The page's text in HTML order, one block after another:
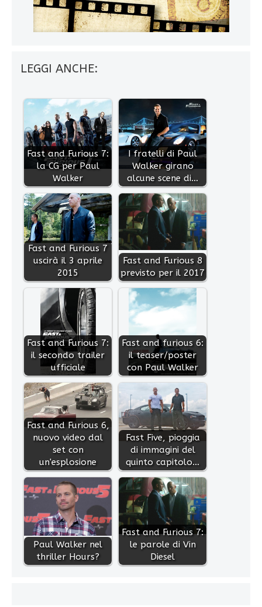
LEGGI ANCHE:
Fast and Furious 7:
la CG per Paul
Walker
I fratelli di Paul
Walker girano
alcune scene di…
Fast and Furious 7
uscirà il 3 aprile
2015
Fast and Furious 8
previsto per il 2017
Fast and Furious 7:
il secondo trailer
ufficiale
Fast and furious 6:
il teaser/poster
con Paul Walker
Fast and Furious 6,
nuovo video dal
set con
un'esplosione
Fast Five, pioggia
di immagini del
quinto capitolo…
Paul Walker nel
thriller Hours?
Fast and Furious 7:
le parole di Vin
Diesel